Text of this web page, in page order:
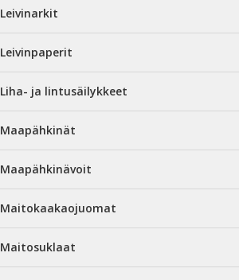
Leivinarkit
Leivinpaperit
Liha- ja lintusäilykkeet
Maapähkinät
Maapähkinävoit
Maitokaakaojuomat
Maitosuklaat